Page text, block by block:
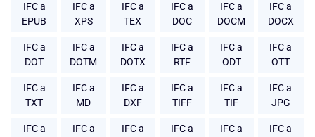
IFC a
EPUB
IFC a
XPS
IFC a
TEX
IFC a
DOC
IFC a
DOCM
IFC a
DOCX
IFC a
DOT
IFC a
DOTM
IFC a
DOTX
IFC a
RTF
IFC a
ODT
IFC a
OTT
IFC a
TXT
IFC a
MD
IFC a
DXF
IFC a
TIFF
IFC a
TIF
IFC a
JPG
IFC a
IFC a
IFC a
IFC a
IFC a
IFC a